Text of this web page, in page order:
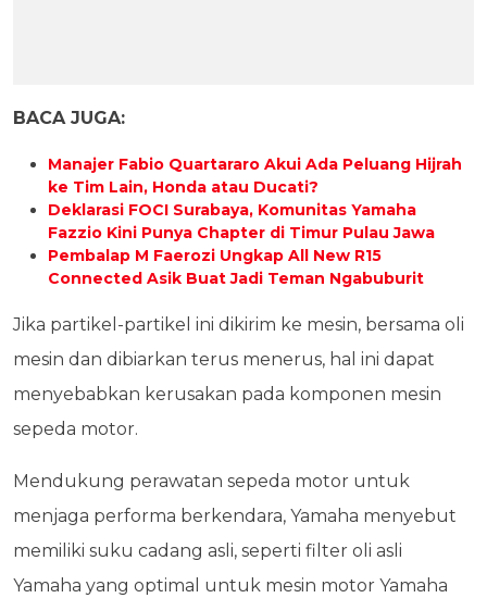
BACA JUGA:
Manajer Fabio Quartararo Akui Ada Peluang Hijrah
ke Tim Lain, Honda atau Ducati?
Deklarasi FOCI Surabaya, Komunitas Yamaha
Fazzio Kini Punya Chapter di Timur Pulau Jawa
Pembalap M Faerozi Ungkap All New R15
Connected Asik Buat Jadi Teman Ngabuburit
Jika partikel-partikel ini dikirim ke mesin, bersama oli
mesin dan dibiarkan terus menerus, hal ini dapat
menyebabkan kerusakan pada komponen mesin
sepeda motor.
Mendukung perawatan sepeda motor untuk
menjaga performa berkendara, Yamaha menyebut
memiliki suku cadang asli, seperti filter oli asli
Yamaha yang optimal untuk mesin motor Yamaha